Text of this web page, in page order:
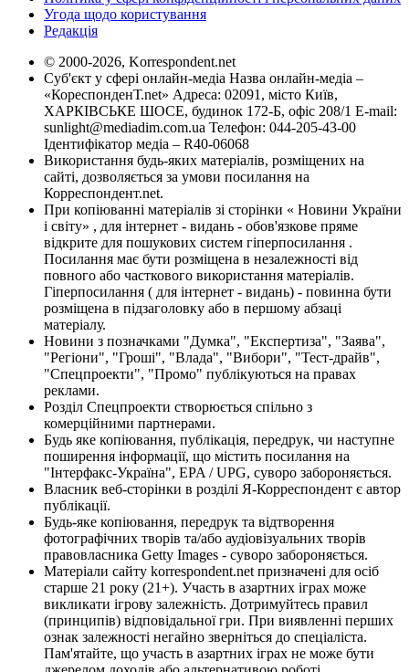
Угода щодо користування
Редакція
© 2000-2026, Korrespondent.net
Суб'єкт у сфері онлайн-медіа Назва онлайн-медіа –
«КореспонденТ.net» Адреса: 02091, місто Київ,
ХАРКІВСЬКЕ ШОСЕ, будинок 172-Б, офіс 208/1 E-mail:
sunlight@mediadim.com.ua Телефон: 044-205-43-00
Ідентифікатор медіа – R40-06068
Використання будь-яких матеріалів, розміщених на
сайті, дозволяється за умови посилання на
Корреспондент.net.
При копіюванні матеріалів зі сторінки « Новини України
і світу» , для інтернет - видань - обов'язкове пряме
відкрите для пошукових систем гіперпосилання .
Посилання має бути розміщена в незалежності від
повного або часткового використання матеріалів.
Гіперпосилання ( для інтернет - видань) - повинна бути
розміщена в підзаголовку або в першому абзаці
матеріалу.
Новини з позначками "Думка", "Експертиза", "Заява",
"Регіони", "Гроші", "Влада", "Вибори", "Тест-драйв",
"Спецпроекти", "Промо" публікуються на правах
реклами.
Розділ Спецпроекти створюється спільно з
комерційними партнерами.
Будь яке копіювання, публікація, передрук, чи наступне
поширення інформації, що містить посилання на
"Інтерфакс-Україна", EPA / UPG, суворо забороняється.
Власник веб-сторінки в розділі Я-Корреспондент є автор
публікації.
Будь-яке копіювання, передрук та відтворення
фотографічних творів та/або аудіовізуальних творів
правовласника Getty Images - суворо забороняється.
Матеріали сайту korrespondent.net призначені для осіб
старше 21 року (21+). Участь в азартних іграх може
викликати ігрову залежність. Дотримуйтесь правил
(принципів) відповідальної гри. При виявленні перших
ознак залежності негайно зверніться до спеціаліста.
Пам'ятайте, що участь в азартних іграх не може бути